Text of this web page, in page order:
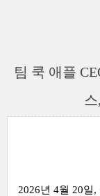
팀 쿡 애플
2026년 4월 20일,